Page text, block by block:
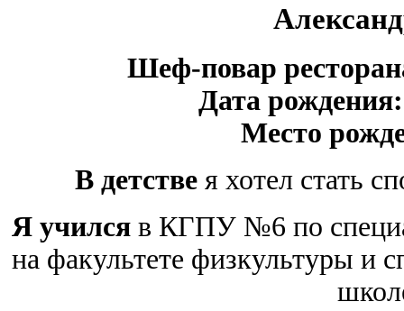
Шеф-повар
Дата рождения:
Место
В детствея хотел стать
Я училсяв КГПУ №6 по
на факультете физкультуры и